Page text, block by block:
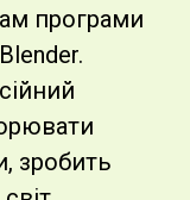
програми
зробить